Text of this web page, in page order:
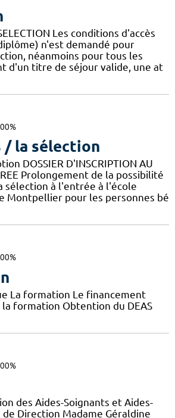
Les conditions d'accès
n'est demandé pour
néanmoins pour tous les
d'un titre de séjour valide, une at
/ la sélection
DOSSIER D'INSCRIPTION AU
Prolongement de la possibilité
sélection à l'entrée à l'école
Montpellier pour les personnes bé
La formation Le financement
formation Obtention du DEAS
des Aides-Soignants et Aides-
de Direction Madame Géraldine